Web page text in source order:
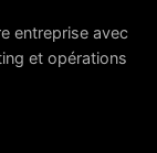
entreprise avec
et opérations